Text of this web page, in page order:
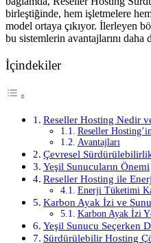
birleştiğinde, hem işletmelere
model ortaya çıkıyor. İlerleyen
bu sistemlerin avantajlarını daha
İçindekiler
Reseller Hosting Nedir ve
Reseller
Avantajları
Çevresel
Yeşil Sunucuların Önemi
Reseller Hosting ile
Enerji Tüketimi
Karbon Ayak İzi ve
Karbon Ayak İzi
Yeşil Sunucu Seçerken
Sürdürülebilir Hosting